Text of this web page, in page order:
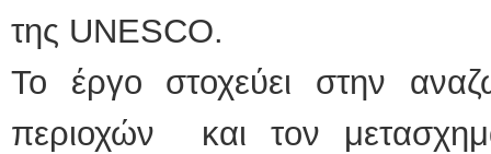
της UNESCO.
Το έργο στοχεύει στην
περιοχών και τον